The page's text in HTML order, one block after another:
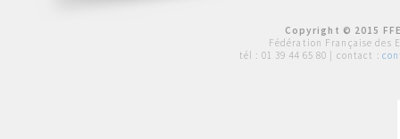
Copyright © 2015
Fédération Française des
tél : 01 39 44 65 80 | contact :